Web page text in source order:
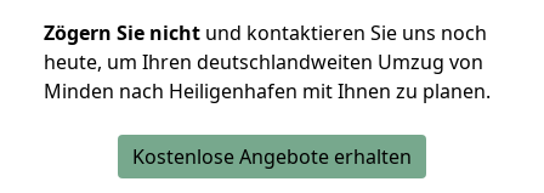
Zögern Sie nicht und kontaktieren Sie uns noch
heute, um Ihren deutschlandweiten Umzug von
Minden nach Heiligenhafen mit Ihnen zu planen.
Kostenlose Angebote erhalten